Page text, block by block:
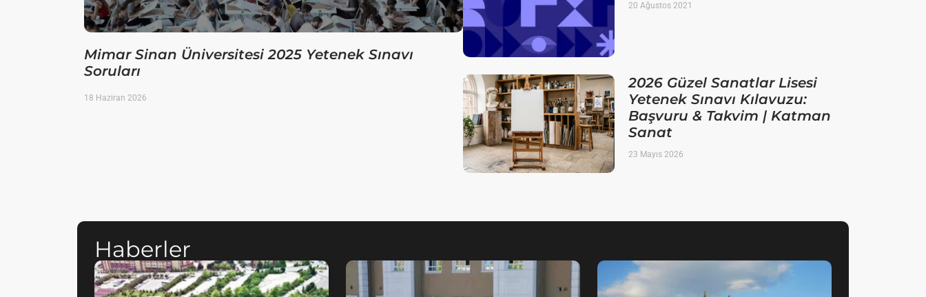
Mimar Sinan Üniversitesi 2025 Yetenek Sınavı
Soruları
18 Haziran 2026
20 Ağustos 2021
2026 Güzel Sanatlar Lisesi
Yetenek Sınavı Kılavuzu:
Başvuru & Takvim | Katman
Sanat
23 Mayıs 2026
Haberler